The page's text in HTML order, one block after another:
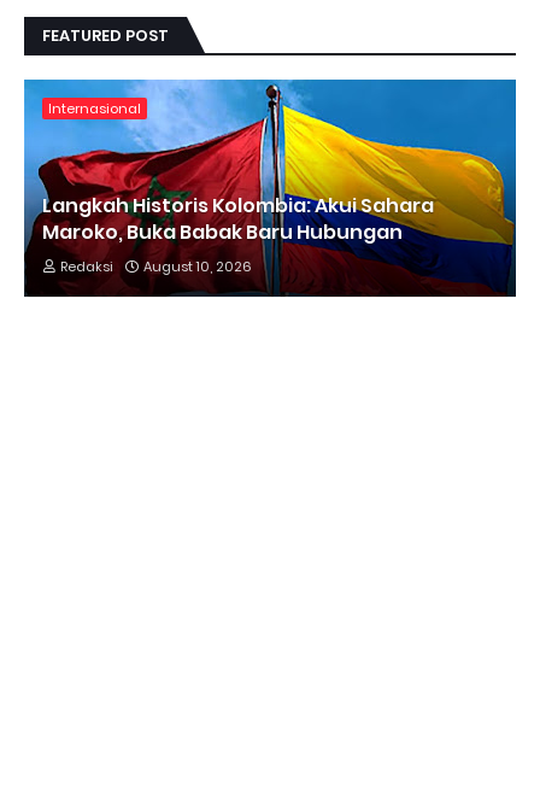
FEATURED POST
Internasional
Langkah Historis Kolombia: Akui Sahara
Maroko, Buka Babak Baru Hubungan
Redaksi August 10, 2026